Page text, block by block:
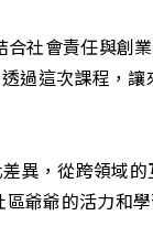
社會責任與創
過這次課程，
異，從跨領域
爺爺的活力和